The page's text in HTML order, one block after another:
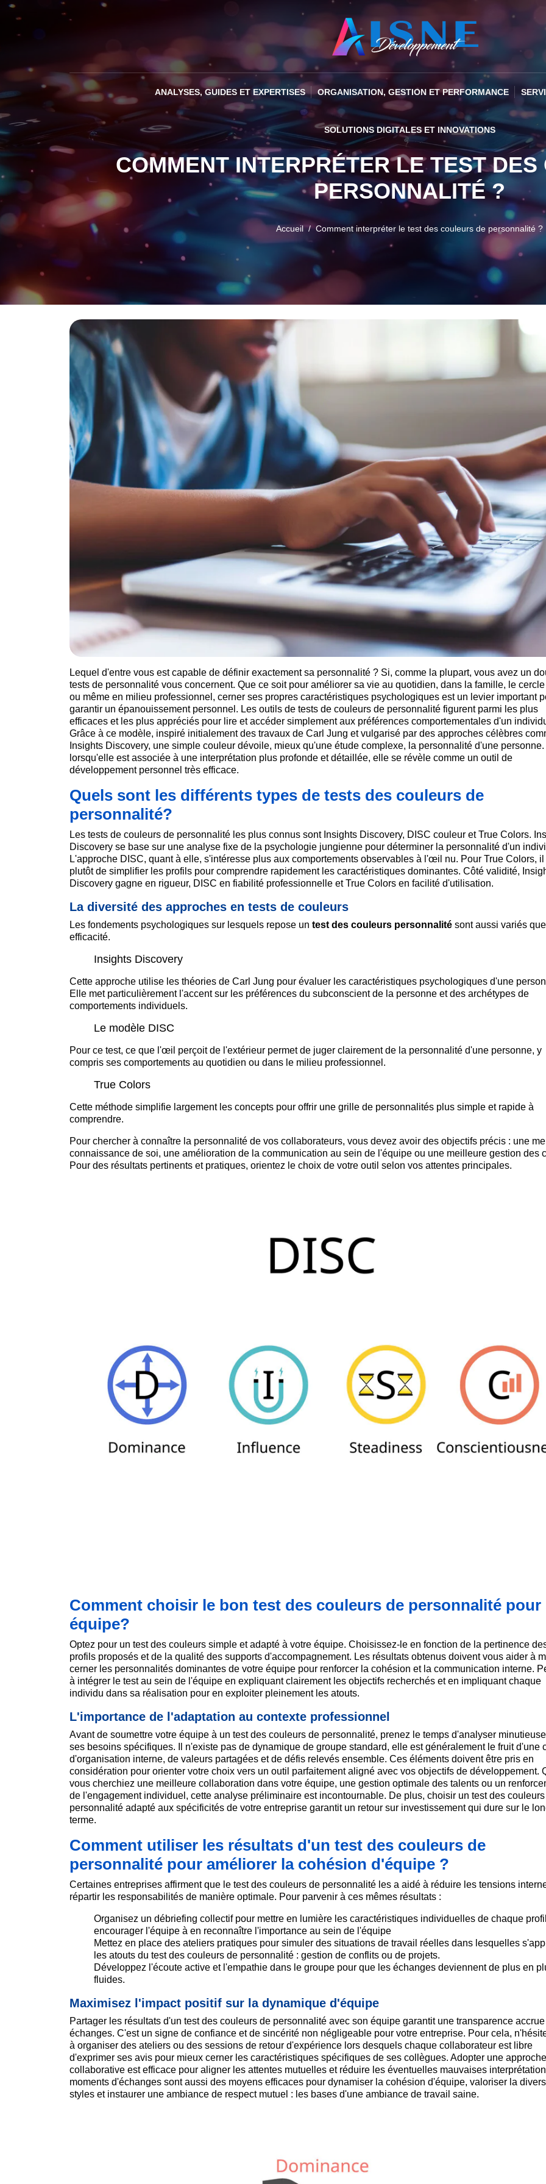
ANALYSES, GUIDES ET EXPERTISES ORGANISATION, GESTION ET PERFORMANCE
SOLUTIONS DIGITALES ET INNOVATIONS
COMMENT INTERPRÉTER LE TEST
PERSONNALITÉ ?
Accueil Comment interpréter le test des couleurs de personnalité ?
Lequel d'entre vous est capable de définir exactement sa personnalité ? Si, comme la plupart, vous avez un
tests de personnalité vous concernent. Que ce soit pour améliorer sa vie au quotidien, dans la famille, le
ou même en milieu professionnel, cerner ses propres caractéristiques psychologiques est un levier important
garantir un épanouissement personnel. Les outils de tests de couleurs de personnalité figurent parmi les plus
efficaces et les plus appréciés pour lire et accéder simplement aux préférences comportementales d'un
Grâce à ce modèle, inspiré initialement des travaux de Carl Jung et vulgarisé par des approches célèbres
Insights Discovery, une simple couleur dévoile, mieux qu'une étude complexe, la personnalité d'une personne.
lorsqu'elle est associée à une interprétation plus profonde et détaillée, elle se révèle comme un outil de
développement personnel très efficace.
Quels sont les différents types de tests des couleurs de
personnalité?
Les tests de couleurs de personnalité les plus connus sont Insights Discovery, DISC couleur et True Colors.
Discovery se base sur une analyse fixe de la psychologie jungienne pour déterminer la personnalité d'un
L'approche DISC, quant à elle, s'intéresse plus aux comportements observables à l'œil nu. Pour True Colors,
plutôt de simplifier les profils pour comprendre rapidement les caractéristiques dominantes. Côté validité,
Discovery gagne en rigueur, DISC en fiabilité professionnelle et True Colors en facilité d'utilisation.
La diversité des approches en tests de couleurs
Les fondements psychologiques sur lesquels repose un test des couleurs personnalité sont aussi variés
efficacité.
Insights Discovery
Cette approche utilise les théories de Carl Jung pour évaluer les caractéristiques psychologiques d'une
Elle met particulièrement l'accent sur les préférences du subconscient de la personne et des archétypes de
comportements individuels.
Le modèle DISC
Pour ce test, ce que l'œil perçoit de l'extérieur permet de juger clairement de la personnalité d'une personne, y
compris ses comportements au quotidien ou dans le milieu professionnel.
True Colors
Cette méthode simplifie largement les concepts pour offrir une grille de personnalités plus simple et rapide à
comprendre.
Pour chercher à connaître la personnalité de vos collaborateurs, vous devez avoir des objectifs précis : une
connaissance de soi, une amélioration de la communication au sein de l'équipe ou une meilleure gestion des
Pour des résultats pertinents et pratiques, orientez le choix de votre outil selon vos attentes principales.
Comment choisir le bon test des couleurs de personnalité pour
équipe?
Optez pour un test des couleurs simple et adapté à votre équipe. Choisissez-le en fonction de la pertinence
profils proposés et de la qualité des supports d'accompagnement. Les résultats obtenus doivent vous aider à
cerner les personnalités dominantes de votre équipe pour renforcer la cohésion et la communication interne.
à intégrer le test au sein de l'équipe en expliquant clairement les objectifs recherchés et en impliquant chaque
individu dans sa réalisation pour en exploiter pleinement les atouts.
L'importance de l'adaptation au contexte professionnel
Avant de soumettre votre équipe à un test des couleurs de personnalité, prenez le temps d'analyser
ses besoins spécifiques. Il n'existe pas de dynamique de groupe standard, elle est généralement le fruit d'une
d'organisation interne, de valeurs partagées et de défis relevés ensemble. Ces éléments doivent être pris en
considération pour orienter votre choix vers un outil parfaitement aligné avec vos objectifs de développement.
vous cherchiez une meilleure collaboration dans votre équipe, une gestion optimale des talents ou un
de l'engagement individuel, cette analyse préliminaire est incontournable. De plus, choisir un test des
personnalité adapté aux spécificités de votre entreprise garantit un retour sur investissement qui dure sur le
terme.
Comment utiliser les résultats d'un test des couleurs de
personnalité pour améliorer la cohésion d'équipe ?
Certaines entreprises affirment que le test des couleurs de personnalité les a aidé à réduire les tensions
répartir les responsabilités de manière optimale. Pour parvenir à ces mêmes résultats :
Organisez un débriefing collectif pour mettre en lumière les caractéristiques individuelles de chaque
encourager l'équipe à en reconnaître l'importance au sein de l'équipe
Mettez en place des ateliers pratiques pour simuler des situations de travail réelles dans lesquelles
les atouts du test des couleurs de personnalité : gestion de conflits ou de projets.
Développez l'écoute active et l'empathie dans le groupe pour que les échanges deviennent de plus en
fluides.
Maximisez l'impact positif sur la dynamique d'équipe
Partager les résultats d'un test des couleurs de personnalité avec son équipe garantit une transparence
échanges. C'est un signe de confiance et de sincérité non négligeable pour votre entreprise. Pour cela,
à organiser des ateliers ou des sessions de retour d'expérience lors desquels chaque collaborateur est libre
d'exprimer ses avis pour mieux cerner les caractéristiques spécifiques de ses collègues. Adopter une approche
collaborative est efficace pour aligner les attentes mutuelles et réduire les éventuelles mauvaises
moments d'échanges sont aussi des moyens efficaces pour dynamiser la cohésion d'équipe, valoriser la
styles et instaurer une ambiance de respect mutuel : les bases d'une ambiance de travail saine.